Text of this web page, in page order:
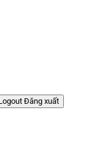
Đăng xuất